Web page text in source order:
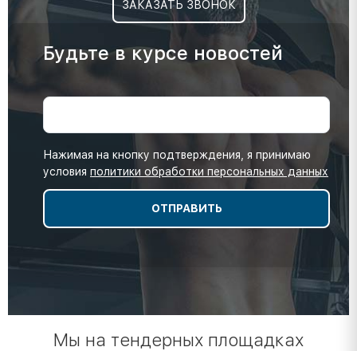
ЗАКАЗАТЬ ЗВОНОК
Будьте в курсе новостей
Нажимая на кнопку подтверждения, я принимаю
условия политики обработки персональных данных
Мы на тендерных площадках